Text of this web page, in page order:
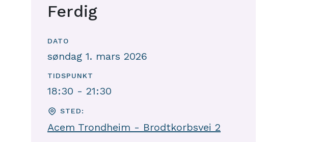
Ferdig
DATO
søndag 1. mars 2026
TIDSPUNKT
18:30 - 21:30
STED:
Acem Trondheim - Brodtkorbsvei 2